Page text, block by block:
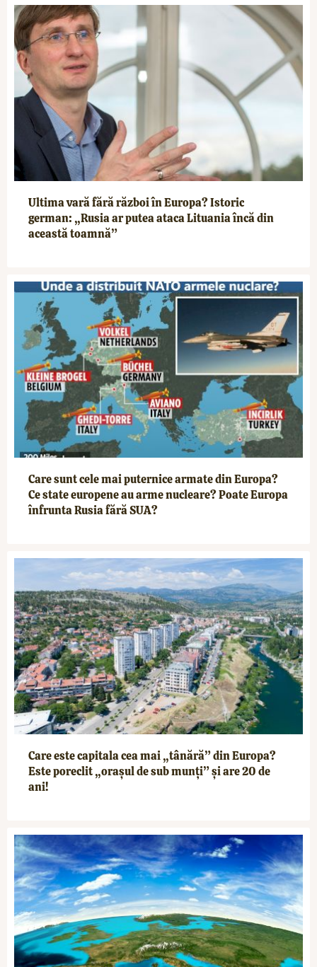
Ultima vară fără război în Europa? Istoric
german: „Rusia ar putea ataca Lituania încă din
această toamnă”
Care sunt cele mai puternice armate din Europa?
Ce state europene au arme nucleare? Poate Europa
înfrunta Rusia fără SUA?
Care este capitala cea mai „tânără” din Europa?
Este poreclit „orașul de sub munți” și are 20 de
ani!